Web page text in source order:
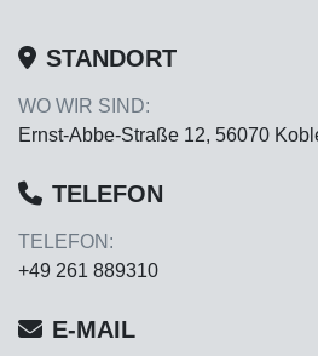
STANDORT
WO WIR SIND:
Ernst-Abbe-Straße 12, 56070
TELEFON
TELEFON:
+49 261 889310
E-MAIL